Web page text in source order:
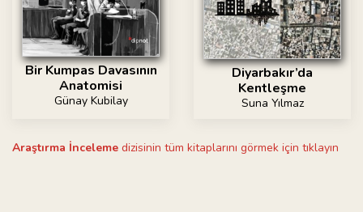
Bir Kumpas Davasının
Anatomisi
Günay Kubilay
Diyarbakır’da
Kentleşme
Suna Yılmaz
Araştırma İnceleme dizisinin tüm kitaplarını görmek için tıklayın